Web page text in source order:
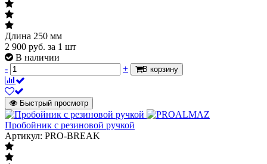
Длина 250 мм
2 900 руб. за 1 шт
В наличии
-
+ В корзину
Быстрый просмотр
Пробойник с резиновой ручкой
Артикул: PRO-BREAK